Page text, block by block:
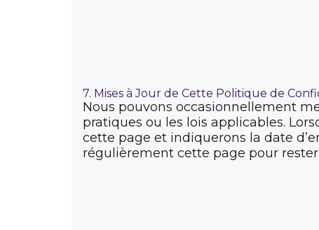
7. Mises à Jour de Cette Politique de
Nous pouvons occasionnellement
pratiques ou les lois applicables.
cette page et indiquerons la date
régulièrement cette page pour